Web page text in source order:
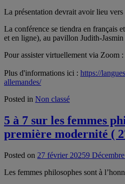
La présentation devrait avoir lieu vers
La conférence se tiendra en français
et en ligne), au pavillon Judith-
Pour assister virtuellement via Zoom :
Plus d'informations ici : https://
allemandes/
Posted in Non classé
5 à 7 sur les femmes
première modernité (
Posted on 27 février 20259
Les femmes philosophes sont à